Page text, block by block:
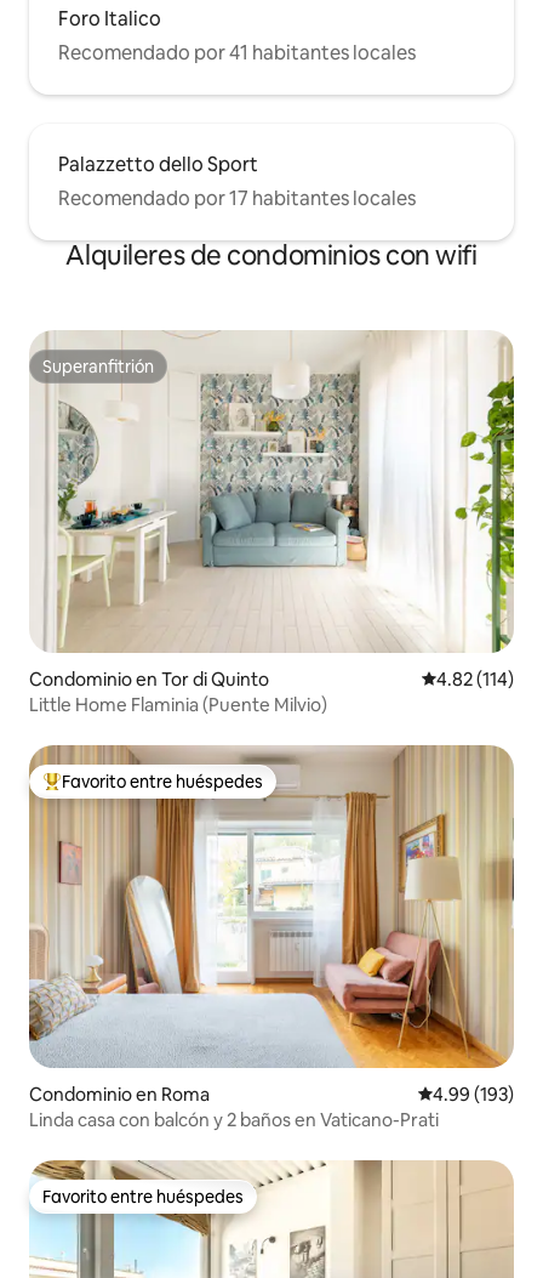
Foro Italico
Recomendado por 41 habitantes locales
Palazzetto dello Sport
Recomendado por 17 habitantes locales
Alquileres de condominios con wifi
Superanfitrión
Superanfitrión
Condominio en Tor di Quinto Calificación
4.82 (114)
Little Home Flaminia (Puente Milvio)
De los mejores en Favorito entre huéspedes
Favorito entre huéspedes
Condominio en Roma Calificación
4.99 (193)
Linda casa con balcón y 2 baños en Vaticano-Prati
Favorito entre huéspedes
Favorito entre huéspedes